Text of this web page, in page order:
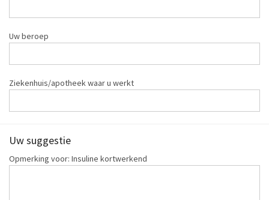
Uw beroep
Ziekenhuis/apotheek waar u werkt
Uw suggestie
Opmerking voor: Insuline kortwerkend